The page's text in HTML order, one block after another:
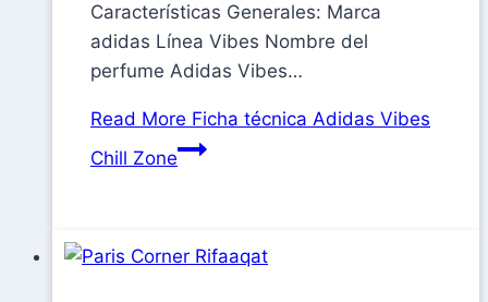
Características Generales: Marca
adidas Línea Vibes Nombre del
perfume Adidas Vibes…
Read More Ficha técnica Adidas Vibes
Chill Zone